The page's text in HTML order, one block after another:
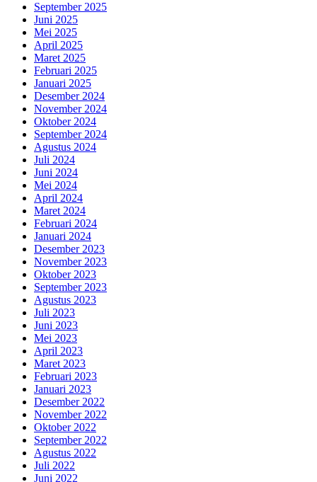
September 2025
Juni 2025
Mei 2025
April 2025
Maret 2025
Februari 2025
Januari 2025
Desember 2024
November 2024
Oktober 2024
September 2024
Agustus 2024
Juli 2024
Juni 2024
Mei 2024
April 2024
Maret 2024
Februari 2024
Januari 2024
Desember 2023
November 2023
Oktober 2023
September 2023
Agustus 2023
Juli 2023
Juni 2023
Mei 2023
April 2023
Maret 2023
Februari 2023
Januari 2023
Desember 2022
November 2022
Oktober 2022
September 2022
Agustus 2022
Juli 2022
Juni 2022